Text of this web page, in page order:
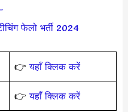
फेलो भर्ती 2024
👉यहाँ क्लिक करें
👉यहाँ क्लिक करें